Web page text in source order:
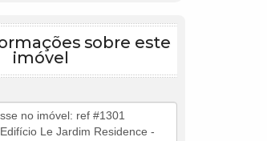
sobre este
imóvel